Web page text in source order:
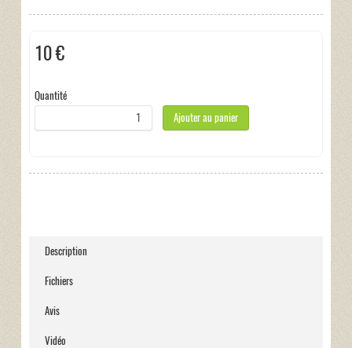
10 €
Quantité
Ajouter au panier
Description
Fichiers
Avis
Vidéo